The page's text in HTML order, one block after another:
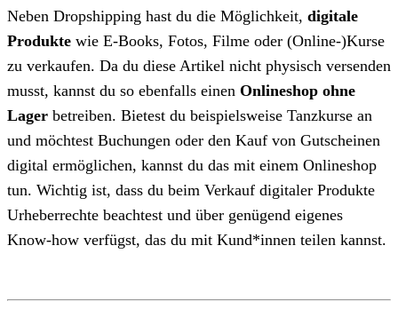
Neben Dropshipping hast du die Möglichkeit, digitale
Produkte wie E-Books, Fotos, Filme oder (Online-)Kurse
zu verkaufen. Da du diese Artikel nicht physisch versenden
musst, kannst du so ebenfalls einen Onlineshop ohne
Lager betreiben. Bietest du beispielsweise Tanzkurse an
und möchtest Buchungen oder den Kauf von Gutscheinen
digital ermöglichen, kannst du das mit einem Onlineshop
tun. Wichtig ist, dass du beim Verkauf digitaler Produkte
Urheberrechte beachtest und über genügend eigenes
Know-how verfügst, das du mit Kund*innen teilen kannst.